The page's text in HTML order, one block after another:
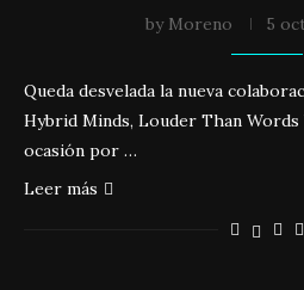
by Moreno 5
Queda desvelada la nueva
Hybrid Minds, Louder Than Words
ocasión por …
Leer más